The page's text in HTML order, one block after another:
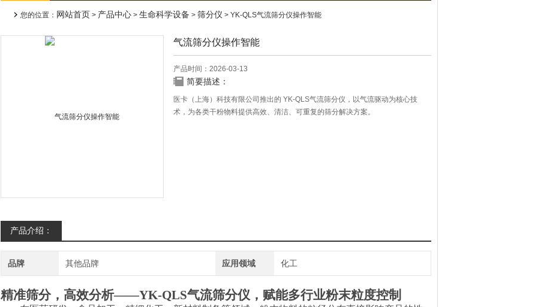
您的位置： 网站首页 > 产品中心 > 生命科学设备 > 筛分仪 > YK-QLS气流筛分仪操作智能
气流筛分仪操作智能
产品时间：2026-03-13
简要描述：
医卡（上海）科技有限公司推出的 YK-QLS气流筛分仪，以气流驱动为核心技
术，为各类干粉物料提供高效、清洁、可重复的筛分解决方案。
产品介绍：
品牌 其他品牌 应用领域 化工
精准筛分，高效分析——YK-QLS气流筛分仪，赋能多行业粉末粒度控制